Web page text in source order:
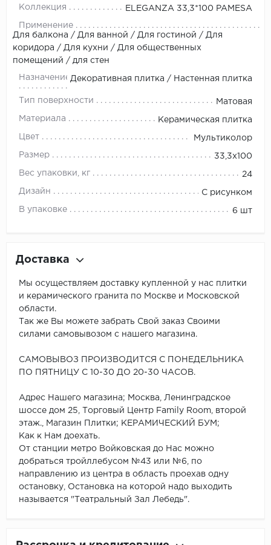
Коллекция ELEGANZA 33,3*100 PAMESA
Применение
Для балкона / Для ванной / Для гостиной / Для
коридора / Для кухни / Для общественных
помещений / для стен
Назначение Декоративная плитка / Настенная плитка
Тип поверхности Матовая
Материала Керамическая плитка
Цвет Мультиколор
Размер 33,3x100
Вес упаковки, кг 24
Дизайн С рисунком
В упаковке 6 шт
Доставка
Мы осуществляем доставку купленной у нас плитки
и керамического гранита по Москве и Московской
области.
Так же Вы можете забрать Свой заказ Своими
силами самовывозом с нашего магазина.
САМОВЫВОЗ ПРОИЗВОДИТСЯ С ПОНЕДЕЛЬНИКА
ПО ПЯТНИЦУ С 10-30 ДО 20-30 ЧАСОВ.
Адрес Нашего магазина; Москва, Ленинградское
шоссе дом 25, Торговый Центр Family Room, второй
этаж., Магазин Плитки; КЕРАМИЧЕСКИЙ БУМ;
Как к Нам доехать.
От станции метро Войковская до Нас можно
добраться тройллебусом №43 или №6, по
направлению из центра в область проехав одну
остановку, Остановка на которой надо выходить
называется "Театральный Зал Лебедь".